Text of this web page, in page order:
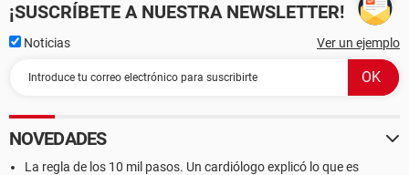
¡SUSCRÍBETE A NUESTRA NEWSLETTER!
Noticias Ver un ejemplo
NOVEDADES
La regla de los 10 mil pasos. Un cardiólogo explicó lo que es